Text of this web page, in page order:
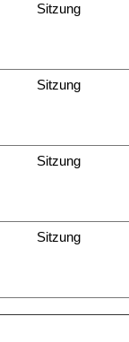
Sitzung
Sitzung
Sitzung
Sitzung